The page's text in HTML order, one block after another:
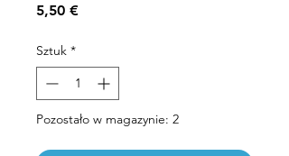
5,50 €Cena
Sztuk *
Pozostało w magazynie: 2